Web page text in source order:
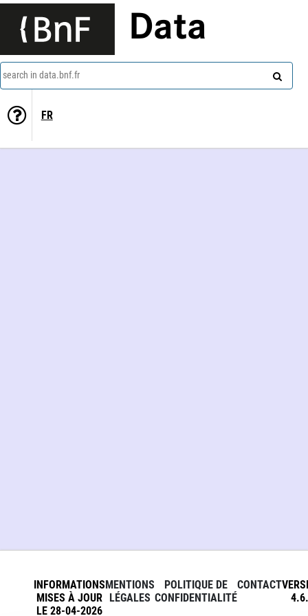
Data
search in data.bnf.fr
FR
INFORMATIONS
MISES À JOUR
LE 28-04-2026
MENTIONS
LÉGALES
POLITIQUE DE
CONFIDENTIALITÉ
CONTACT